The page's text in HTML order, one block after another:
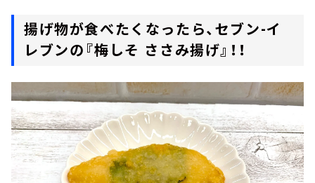
揚げ物が食べたくなったら、セブン-イ
レブンの『梅しそ ささみ揚げ』！！